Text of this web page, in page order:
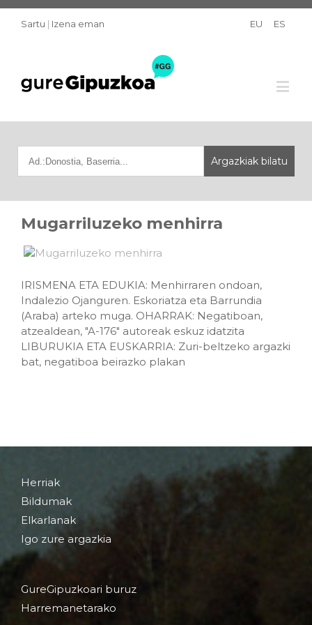
Sartu | Izena eman EU ES
Mugarriluzeko menhirra
IRISMENA ETA EDUKIA: Menhirraren ondoan,
Indalezio Ojanguren. Eskoriatza eta Barrundia
(Araba) arteko muga. OHARRAK: Negatiboan,
atzealdean, "A-176" autoreak eskuz idatzita
LIBURUKIA ETA EUSKARRIA: Zuri-beltzeko argazki
bat, negatiboa beirazko plakan
Herriak
Bildumak
Elkarlanak
Igo zure argazkia
GureGipuzkoari buruz
Harremanetarako